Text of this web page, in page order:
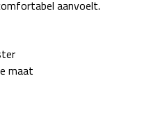
aanvoelt.
maat